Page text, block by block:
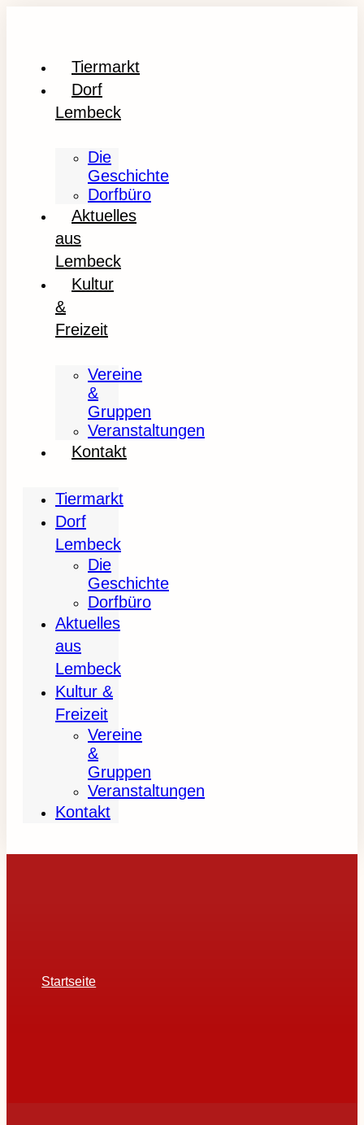
Tiermarkt
Dorf
Lembeck
Die
Geschichte
Dorfbüro
Aktuelles
aus
Lembeck
Kultur
&
Freizeit
Vereine
&
Gruppen
Veranstaltungen
Kontakt
Tiermarkt
Dorf
Lembeck
Die
Geschichte
Dorfbüro
Aktuelles
aus
Lembeck
Kultur &
Freizeit
Vereine
&
Gruppen
Veranstaltungen
Kontakt
Startseite